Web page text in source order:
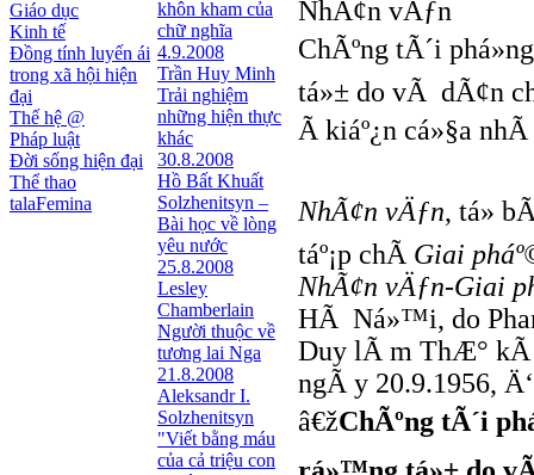
Giáo dục
Kinh tế
Đồng tính luyến ái
trong xã hội hiện
đại
Thế hệ @
Pháp luật
Đời sống hiện đại
Thể thao
talaFemina
khôn kham của
chữ nghĩa
4.9.2008
Trần Huy Minh
Trải nghiệm
những hiện thực
khác
30.8.2008
Hồ Bất Khuất
Solzhenitsyn –
Bài học về lòng
yêu nước
25.8.2008
Lesley
Chamberlain
Người thuộc về
tương lai Nga
21.8.2008
Aleksandr I.
Solzhenitsyn
"Viết bằng máu
của cả triệu con
NhÃ¢n vÄƒn
ChÃºng tÃ´i
tá»± do vÃ dÃ¢n
Ã kiáº¿n cá»§a
NhÃ¢n vÄƒn, tá»
táº¡p chÃ­ Giai
NhÃ¢n vÄƒn-Giai
HÃ Ná»™i, do
Duy lÃ m ThÆ° kÃ­
ngÃ y 20.9.1956,
â€žChÃºng tÃ´i